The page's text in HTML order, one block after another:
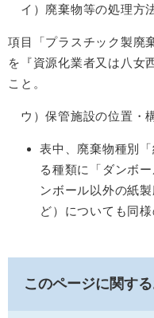
イ）廃棄物等の処理方
項目「プラスチック製廃
を『資源化業者又は八女
こと。
ウ）保管施設の位置・
表中、廃棄物種別
る種類に「ダンボ
ンボール以外の紙
ど）についても同
このページに関す